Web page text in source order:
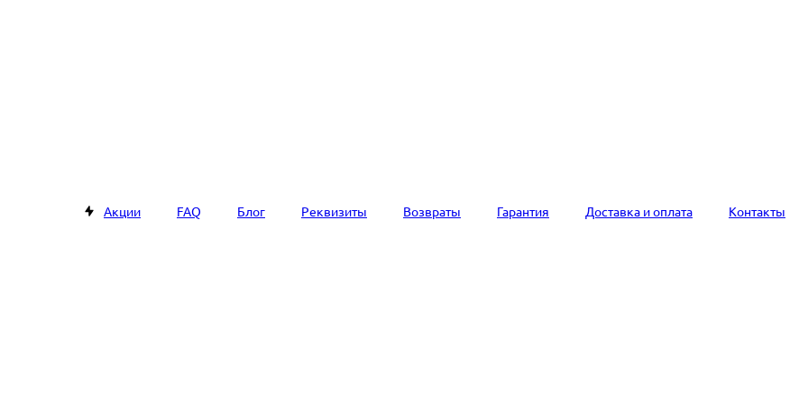
Акции FAQ Блог Реквизиты Возвраты Гарантия Доставка и оплата Контакты